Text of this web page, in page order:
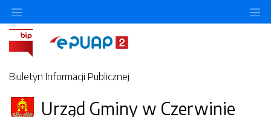
Biuletyn Informacji Publicznej
Urząd Gminy w Czerwinie